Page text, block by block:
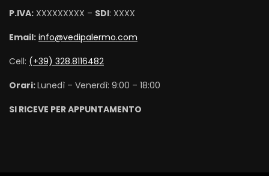
P.IVA: XXXXXXXXX – SDI: XXXX
Email: info@vedipalermo.com
Cell: (+39) 328.8116482
Orari:Lunedì – Venerdì: 9:00 – 18:00
SI RICEVE PER APPUNTAMENTO